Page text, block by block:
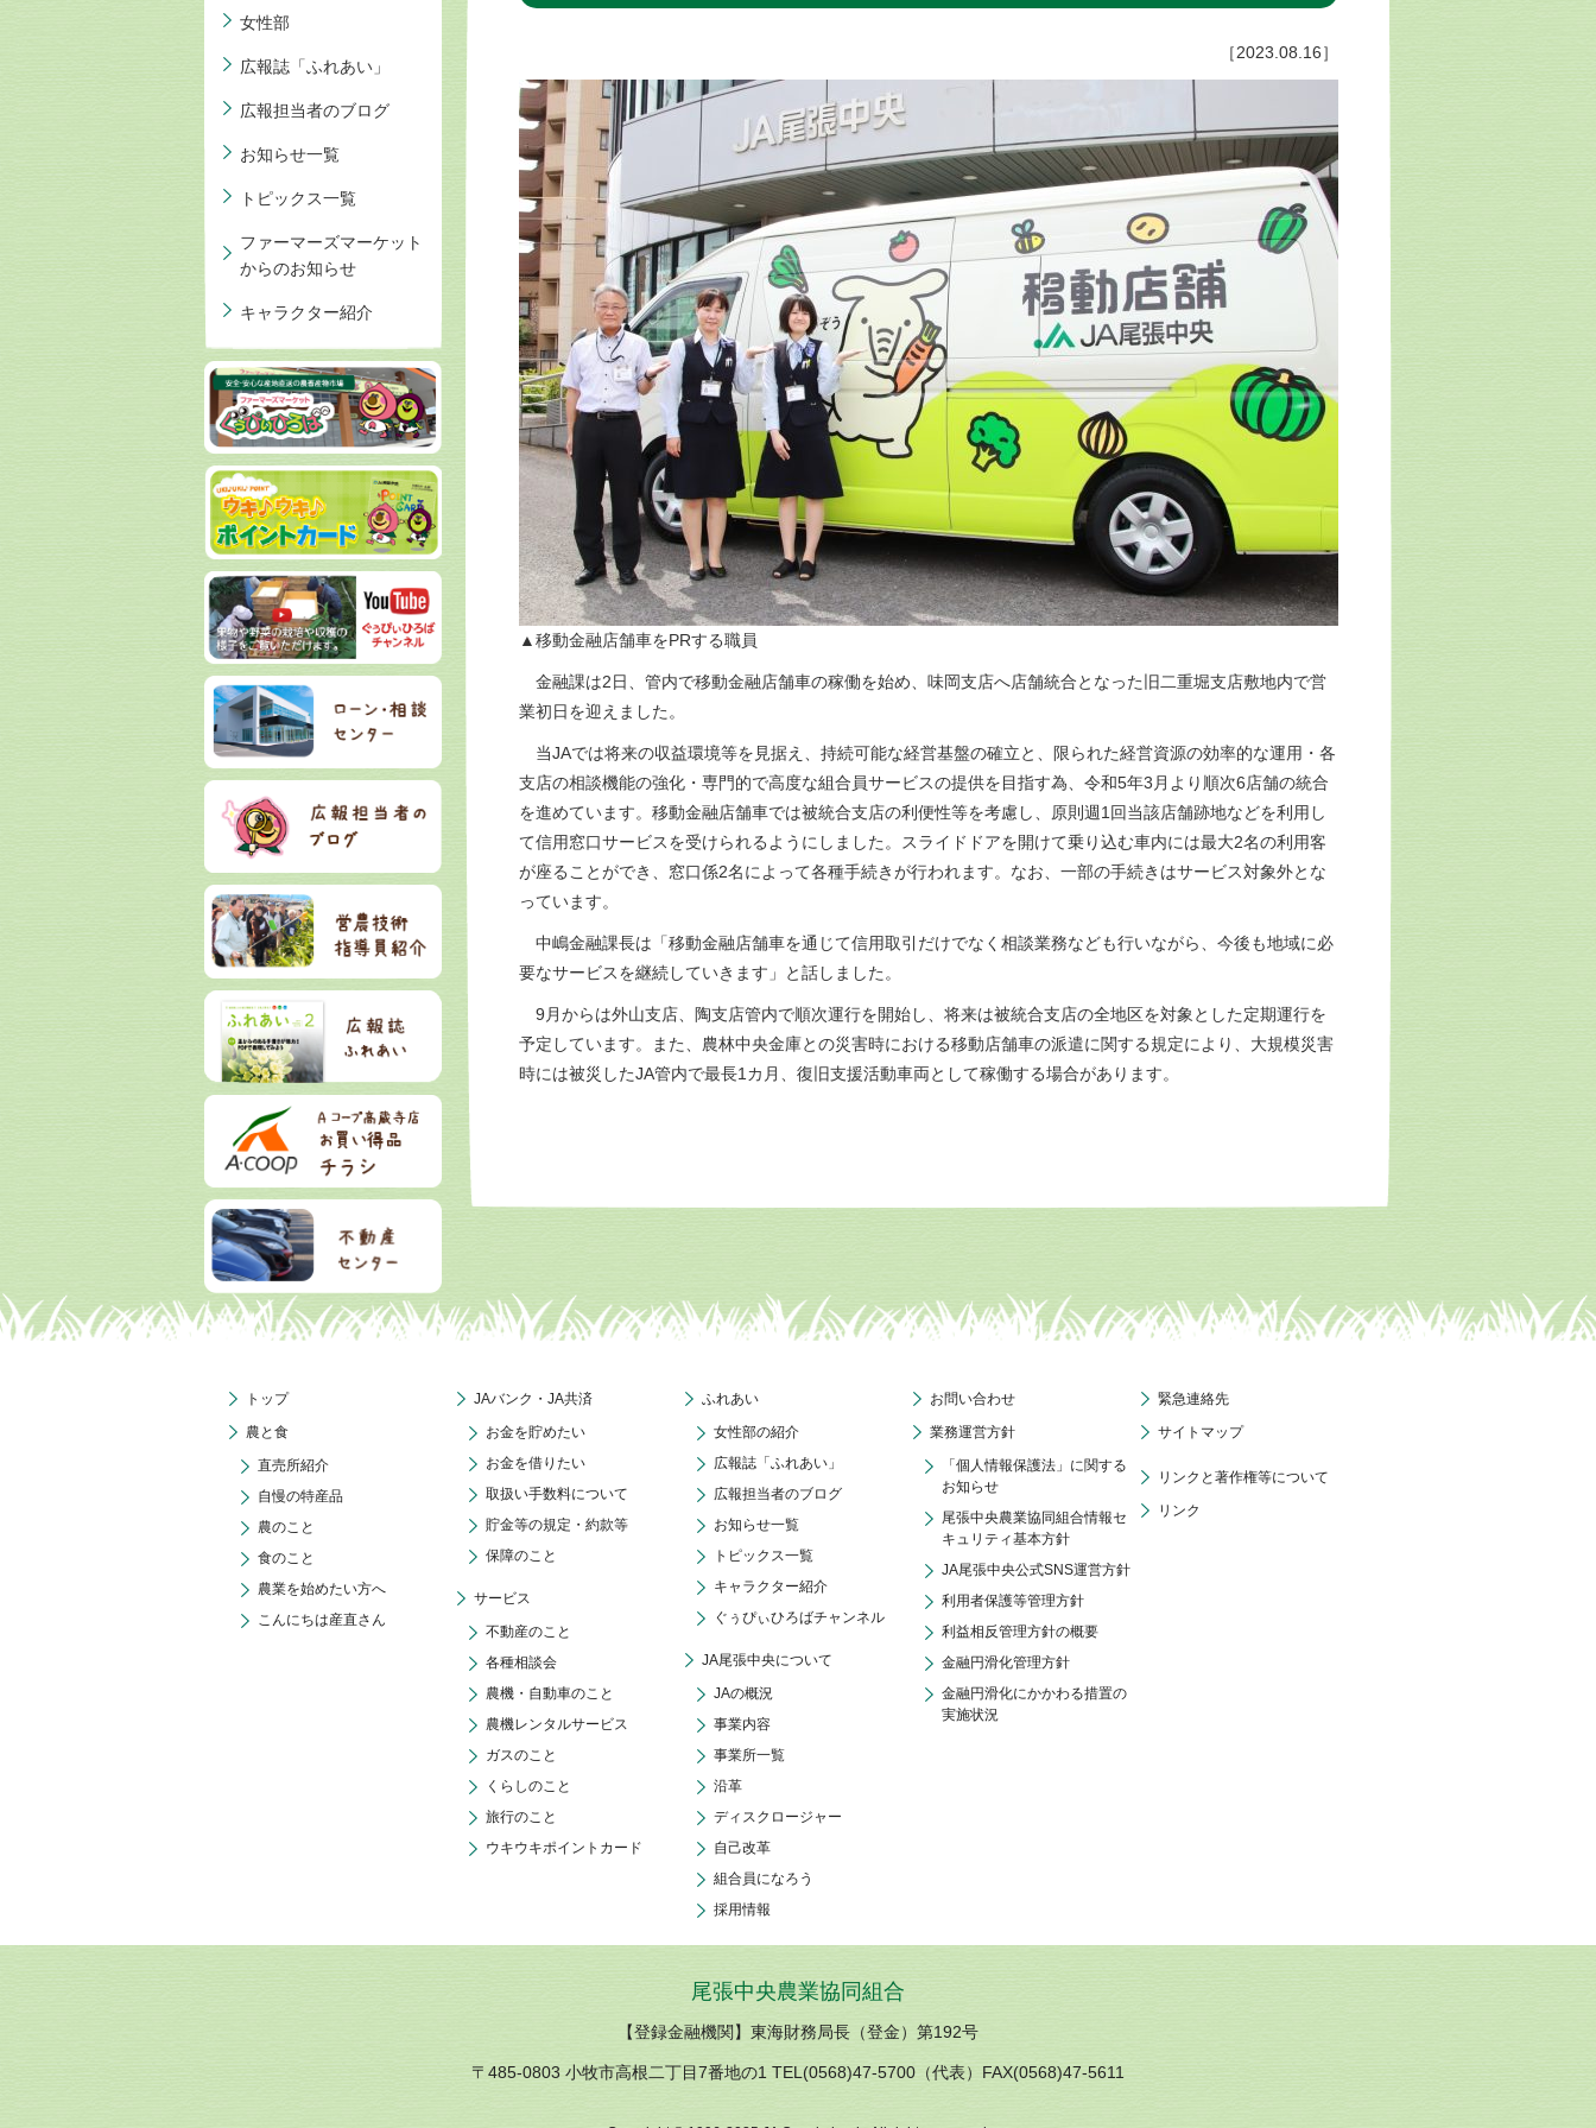
［2023.08.16］
▲移動金融店舗車をPRする職員
金融課は2日、管内で移動金融店舗車の稼働を始め、味岡支店へ店舗統合となった旧二重堀支店敷地内で営
業初日を迎えました。
当JAでは将来の収益環境等を見据え、持続可能な経営基盤の確立と、限られた経営資源の効率的な運用・各
支店の相談機能の強化・専門的で高度な組合員サービスの提供を目指す為、令和5年3月より順次6店舗の統合
を進めています。移動金融店舗車では被統合支店の利便性等を考慮し、原則週1回当該店舗跡地などを利用し
て信用窓口サービスを受けられるようにしました。スライドドアを開けて乗り込む車内には最大2名の利用客
が座ることができ、窓口係2名によって各種手続きが行われます。なお、一部の手続きはサービス対象外とな
っています。
中嶋金融課長は「移動金融店舗車を通じて信用取引だけでなく相談業務なども行いながら、今後も地域に必
要なサービスを継続していきます」と話しました。
9月からは外山支店、陶支店管内で順次運行を開始し、将来は被統合支店の全地区を対象とした定期運行を
予定しています。また、農林中央金庫との災害時における移動店舗車の派遣に関する規定により、大規模災害
時には被災したJA管内で最長1カ月、復旧支援活動車両として稼働する場合があります。
女性部
広報誌「ふれあい」
広報担当者のブログ
お知らせ一覧
トピックス一覧
ファーマーズマーケット
からのお知らせ
キャラクター紹介
トップ
農と食
直売所紹介
自慢の特産品
農のこと
食のこと
農業を始めたい方へ
こんにちは産直さん
JAバンク・JA共済
お金を貯めたい
お金を借りたい
取扱い手数料について
貯金等の規定・約款等
保障のこと
サービス
不動産のこと
各種相談会
農機・自動車のこと
農機レンタルサービス
ガスのこと
くらしのこと
旅行のこと
ウキウキポイントカード
ふれあい
女性部の紹介
広報誌「ふれあい」
広報担当者のブログ
お知らせ一覧
トピックス一覧
キャラクター紹介
ぐぅぴぃひろばチャンネル
JA尾張中央について
JAの概況
事業内容
事業所一覧
沿革
ディスクロージャー
自己改革
組合員になろう
採用情報
お問い合わせ
業務運営方針
「個人情報保護法」に関する
お知らせ
尾張中央農業協同組合情報セ
キュリティ基本方針
JA尾張中央公式SNS運営方針
利用者保護等管理方針
利益相反管理方針の概要
金融円滑化管理方針
金融円滑化にかかわる措置の
実施状況
緊急連絡先
サイトマップ
リンクと著作権等について
リンク
尾張中央農業協同組合
【登録金融機関】東海財務局長（登金）第192号
〒485-0803 小牧市高根二丁目7番地の1 TEL(0568)47-5700（代表）FAX(0568)47-5611